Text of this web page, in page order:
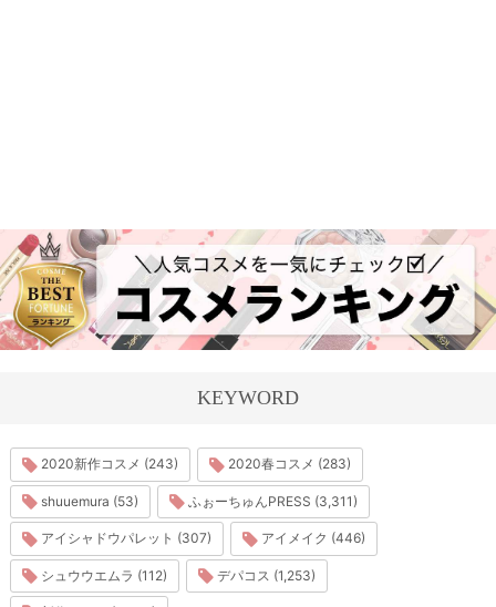
KEYWORD
2020新作コスメ (243) 2020春コスメ (283)
shuuemura (53) ふぉーちゅんPRESS (3,311)
アイシャドウパレット (307) アイメイク (446)
シュウウエムラ (112) デパコス (1,253)